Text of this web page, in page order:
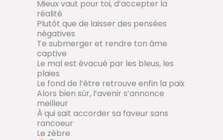
Mieux vaut pour toi, d’accepter la
réalité
Plutôt que de laisser des pensées
négatives
Te submerger et rendre ton âme
captive
Le mal est évacué par les bleus, les
plaies
Le fond de l’être retrouve enfin la paix
Alors bien sûr, l’avenir s’annonce
meilleur
À qui sait accorder sa faveur sans
rancoeur
Le zèbre